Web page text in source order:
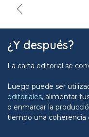
Précédent
¿Y después?
La carta editorial se
Luego puede ser
editoriales, alimentar
o enmarcar la
tiempo una coherencia